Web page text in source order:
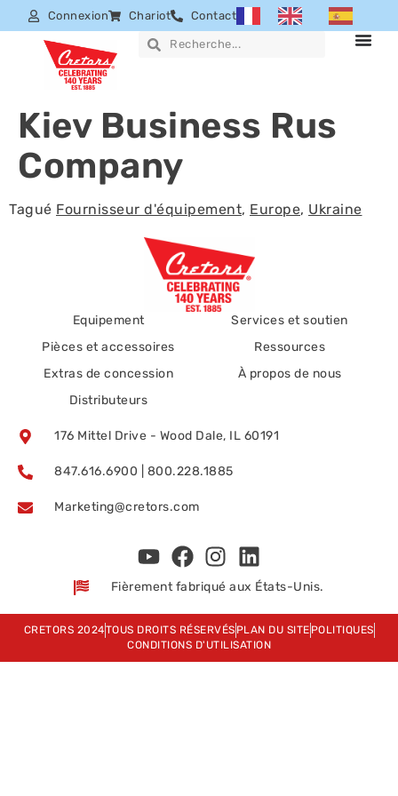
Connexion Chariot Contact
Kiev Business Rus
Company
Tagué Fournisseur d'équipement, Europe, Ukraine
Equipement
Pièces et accessoires
Extras de concession
Distributeurs
Services et soutien
Ressources
À propos de nous
176 Mittel Drive - Wood Dale, IL 60191
847.616.6900 | 800.228.1885
Marketing@cretors.com
Fièrement fabriqué aux États-Unis.
CRETORS 2024TOUS DROITS RÉSERVÉS PLAN DU SITE POLITIQUES
CONDITIONS D'UTILISATION